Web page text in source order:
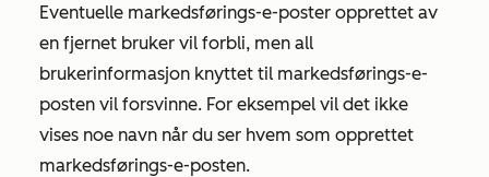
Eventuelle markedsførings-e-poster opprettet av
en fjernet bruker vil forbli, men all
brukerinformasjon knyttet til markedsførings-e-
posten vil forsvinne. For eksempel vil det ikke
vises noe navn når du ser hvem som opprettet
markedsførings-e-posten.